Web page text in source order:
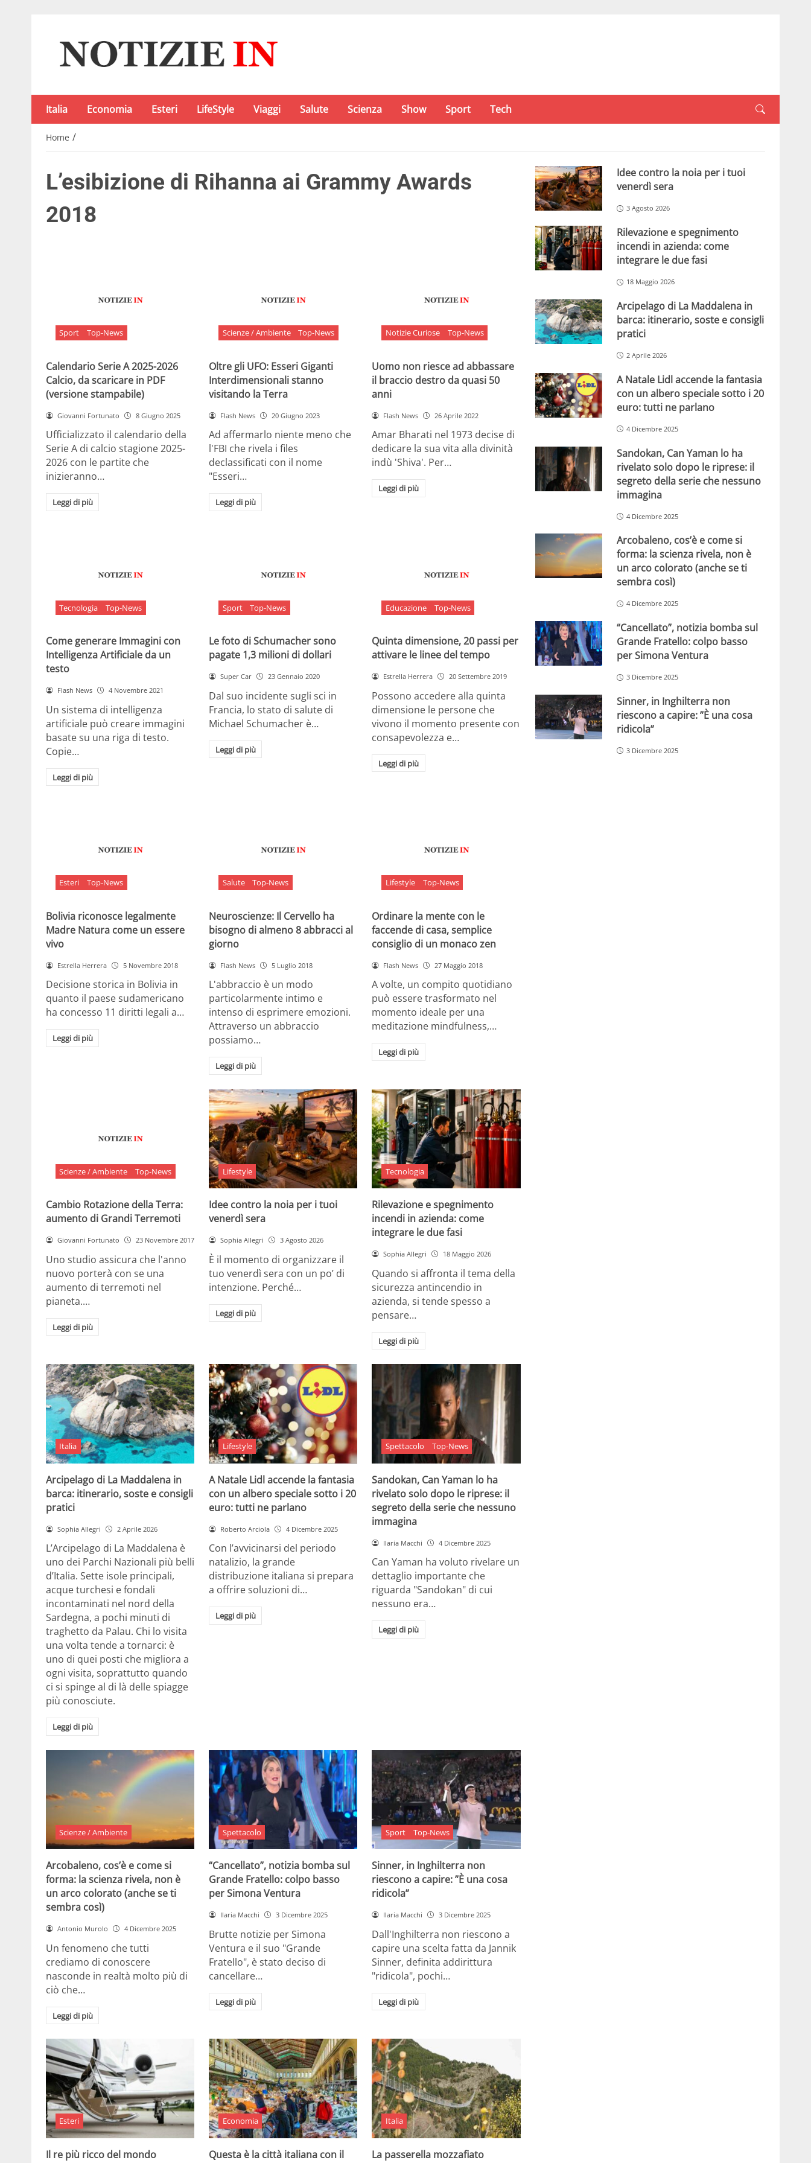
Italia Economia Esteri LifeStyle Viaggi Salute Scienza Show Sport Tech
Home /
L’esibizione di Rihanna ai Grammy Awards
2018
Sport Top-News
Calendario Serie A 2025-2026
Calcio, da scaricare in PDF
(versione stampabile)
Giovanni Fortunato 8 Giugno 2025
Ufficializzato il calendario della
Serie A di calcio stagione 2025-
2026 con le partite che
inizieranno…
Leggi di più
Scienze / Ambiente Top-News
Oltre gli UFO: Esseri Giganti
Interdimensionali stanno
visitando la Terra
Flash News 20 Giugno 2023
Ad affermarlo niente meno che
l'FBI che rivela i files
declassificati con il nome
"Esseri…
Leggi di più
Notizie Curiose Top-News
Uomo non riesce ad abbassare
il braccio destro da quasi 50
anni
Flash News 26 Aprile 2022
Amar Bharati nel 1973 decise di
dedicare la sua vita alla divinità
indù 'Shiva'. Per…
Leggi di più
Tecnologia Top-News
Come generare Immagini con
Intelligenza Artificiale da un
testo
Flash News 4 Novembre 2021
Un sistema di intelligenza
artificiale può creare immagini
basate su una riga di testo.
Copie…
Leggi di più
Sport Top-News
Le foto di Schumacher sono
pagate 1,3 milioni di dollari
Super Car 23 Gennaio 2020
Dal suo incidente sugli sci in
Francia, lo stato di salute di
Michael Schumacher è…
Leggi di più
Educazione Top-News
Quinta dimensione, 20 passi per
attivare le linee del tempo
Estrella Herrera 20 Settembre 2019
Possono accedere alla quinta
dimensione le persone che
vivono il momento presente con
consapevolezza e…
Leggi di più
Esteri Top-News
Bolivia riconosce legalmente
Madre Natura come un essere
vivo
Estrella Herrera 5 Novembre 2018
Decisione storica in Bolivia in
quanto il paese sudamericano
ha concesso 11 diritti legali a…
Leggi di più
Salute Top-News
Neuroscienze: Il Cervello ha
bisogno di almeno 8 abbracci al
giorno
Flash News 5 Luglio 2018
L'abbraccio è un modo
particolarmente intimo e
intenso di esprimere emozioni.
Attraverso un abbraccio
possiamo…
Leggi di più
Lifestyle Top-News
Ordinare la mente con le
faccende di casa, semplice
consiglio di un monaco zen
Flash News 27 Maggio 2018
A volte, un compito quotidiano
può essere trasformato nel
momento ideale per una
meditazione mindfulness,…
Leggi di più
Scienze / Ambiente Top-News
Cambio Rotazione della Terra:
aumento di Grandi Terremoti
Giovanni Fortunato 23 Novembre 2017
Uno studio assicura che l'anno
nuovo porterà con se una
aumento di terremoti nel
pianeta.…
Leggi di più
Lifestyle
Idee contro la noia per i tuoi
venerdì sera
Sophia Allegri 3 Agosto 2026
È il momento di organizzare il
tuo venerdì sera con un po’ di
intenzione. Perché…
Leggi di più
Tecnologia
Rilevazione e spegnimento
incendi in azienda: come
integrare le due fasi
Sophia Allegri 18 Maggio 2026
Quando si affronta il tema della
sicurezza antincendio in
azienda, si tende spesso a
pensare…
Leggi di più
Italia
Arcipelago di La Maddalena in
barca: itinerario, soste e consigli
pratici
Sophia Allegri 2 Aprile 2026
L’Arcipelago di La Maddalena è
uno dei Parchi Nazionali più belli
d’Italia. Sette isole principali,
acque turchesi e fondali
incontaminati nel nord della
Sardegna, a pochi minuti di
traghetto da Palau. Chi lo visita
una volta tende a tornarci: è
uno di quei posti che migliora a
ogni visita, soprattutto quando
ci si spinge al di là delle spiagge
più conosciute.
Leggi di più
Lifestyle
A Natale Lidl accende la fantasia
con un albero speciale sotto i 20
euro: tutti ne parlano
Roberto Arciola 4 Dicembre 2025
Con l’avvicinarsi del periodo
natalizio, la grande
distribuzione italiana si prepara
a offrire soluzioni di…
Leggi di più
Spettacolo Top-News
Sandokan, Can Yaman lo ha
rivelato solo dopo le riprese: il
segreto della serie che nessuno
immagina
Ilaria Macchi 4 Dicembre 2025
Can Yaman ha voluto rivelare un
dettaglio importante che
riguarda "Sandokan" di cui
nessuno era…
Leggi di più
Scienze / Ambiente
Arcobaleno, cos’è e come si
forma: la scienza rivela, non è
un arco colorato (anche se ti
sembra così)
Antonio Murolo 4 Dicembre 2025
Un fenomeno che tutti
crediamo di conoscere
nasconde in realtà molto più di
ciò che…
Leggi di più
Spettacolo
“Cancellato”, notizia bomba sul
Grande Fratello: colpo basso
per Simona Ventura
Ilaria Macchi 3 Dicembre 2025
Brutte notizie per Simona
Ventura e il suo "Grande
Fratello", è stato deciso di
cancellare…
Leggi di più
Sport Top-News
Sinner, in Inghilterra non
riescono a capire: ”È una cosa
ridicola”
Ilaria Macchi 3 Dicembre 2025
Dall'Inghilterra non riescono a
capire una scelta fatta da Jannik
Sinner, definita addirittura
"ridicola", pochi…
Leggi di più
Esteri
Il re più ricco del mondo
Economia
Questa è la città italiana con il
Italia
La passerella mozzafiato
Idee contro la noia per i tuoi
venerdì sera
3 Agosto 2026
Rilevazione e spegnimento
incendi in azienda: come
integrare le due fasi
18 Maggio 2026
Arcipelago di La Maddalena in
barca: itinerario, soste e consigli
pratici
2 Aprile 2026
A Natale Lidl accende la fantasia
con un albero speciale sotto i 20
euro: tutti ne parlano
4 Dicembre 2025
Sandokan, Can Yaman lo ha
rivelato solo dopo le riprese: il
segreto della serie che nessuno
immagina
4 Dicembre 2025
Arcobaleno, cos’è e come si
forma: la scienza rivela, non è
un arco colorato (anche se ti
sembra così)
4 Dicembre 2025
“Cancellato”, notizia bomba sul
Grande Fratello: colpo basso
per Simona Ventura
3 Dicembre 2025
Sinner, in Inghilterra non
riescono a capire: ”È una cosa
ridicola”
3 Dicembre 2025